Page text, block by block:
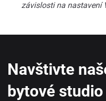
závislosti na nastavení
Navštivte
bytové